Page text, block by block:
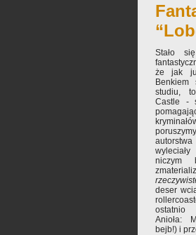
Stało
że jak
Benkiem
studiu,
Castle -
niczym
deser
ostatnio
Anioła:
bejb!) i